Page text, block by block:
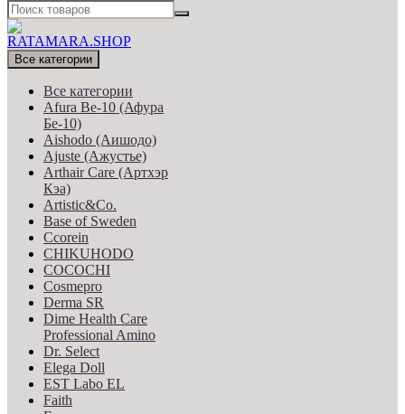
Все категории
Все категории
Afura Be-10 (Афура
Бе-10)
Aishodo (Аишодо)
Ajuste (Ажустье)
Arthair Care (Артхэр
Кэа)
Artistic&Co.
Base of Sweden
Ccorein
CHIKUHODO
COCOCHI
Cosmepro
Derma SR
Dime Health Care
Professional Amino
Dr. Select
Elega Doll
EST Labo EL
Faith